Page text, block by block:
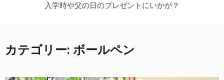
入学時や父の日のプレゼントにいかが？
カテゴリー: ボールペン